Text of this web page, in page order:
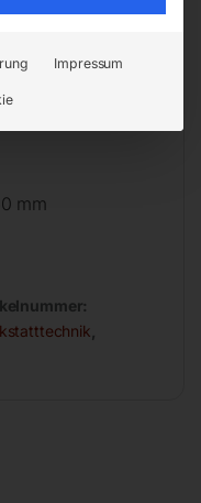
115,5
mm
Impressum